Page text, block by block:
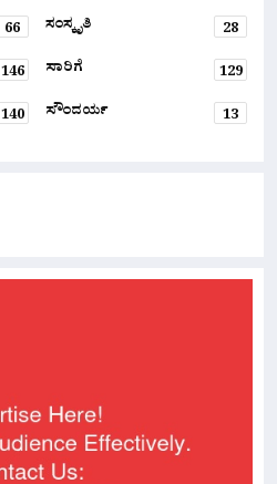
66 ಸಂಸ್ಕೃತಿ
28
146 ಸಾರಿಗೆ
129
140 ಸೌಂದರ್ಯ 13